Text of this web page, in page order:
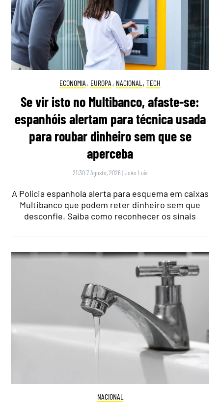
ECONOMIA, EUROPA , NACIONAL , TECH
Se vir isto no Multibanco, afaste-se:
espanhóis alertam para técnica usada
para roubar dinheiro sem que se
aperceba
21:30 7 Agosto, 2026 |João Luís
A Polícia espanhola alerta para esquema em caixas
Multibanco que podem reter dinheiro sem que
desconfie. Saiba como reconhecer os sinais
NACIONAL